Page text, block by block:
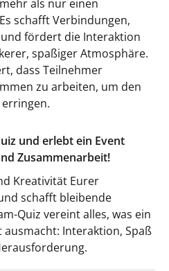
als nur einen
schafft Verbindungen,
fördert die Interaktion
spaßiger Atmosphäre.
dass Teilnehmer
zu arbeiten, um den
und erlebt ein Event
Zusammenarbeit!
Kreativität Eurer
schafft bleibende
Quiz vereint alles, was ein
Interaktion, Spaß